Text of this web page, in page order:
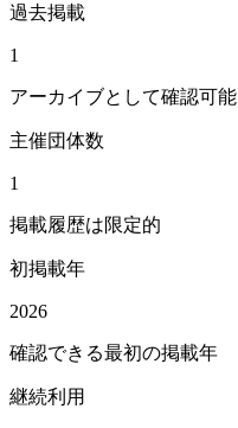
過去掲載
1
アーカイブとして確認可能
主催団体数
1
掲載履歴は限定的
初掲載年
2026
確認できる最初の掲載年
継続利用